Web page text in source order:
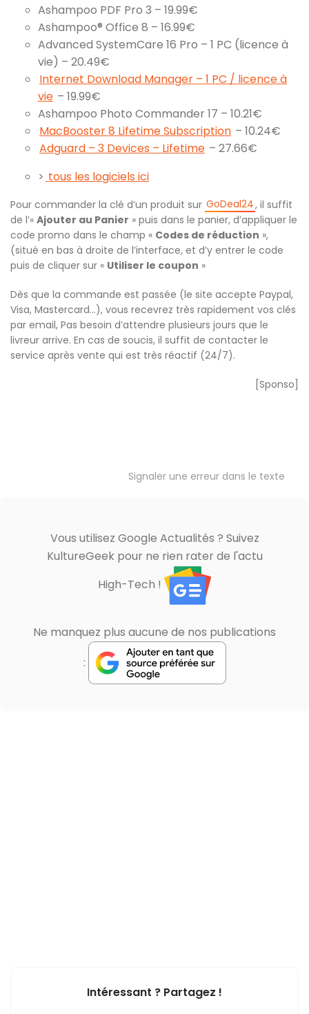
Ashampoo PDF Pro 3 – 19.99€
Ashampoo® Office 8 – 16.99€
Advanced SystemCare 16 Pro – 1 PC (licence à
vie) – 20.49€
Internet Download Manager – 1 PC / licence à
vie – 19.99€
Ashampoo Photo Commander 17 – 10.21€
MacBooster 8 Lifetime Subscription – 10.24€
Adguard – 3 Devices – Lifetime – 27.66€
> tous les logiciels ici
Pour commander la clé d’un produit sur GoDeal24, il suffit
de l’« Ajouter au Panier » puis dans le panier, d’appliquer le
code promo dans le champ « Codes de réduction »,
(situé en bas à droite de l’interface, et d’y entrer le code
puis de cliquer sur « Utiliser le coupon »
Dès que la commande est passée (le site accepte Paypal,
Visa, Mastercard…), vous recevrez très rapidement vos clés
par email, Pas besoin d’attendre plusieurs jours que le
livreur arrive. En cas de soucis, il suffit de contacter le
service après vente qui est très réactif (24/7).
[Sponso]
Signaler une erreur dans le texte
Vous utilisez Google Actualités ? Suivez
KultureGeek pour ne rien rater de l'actu
High-Tech !
Ne manquez plus aucune de nos publications
:
Intéressant ? Partagez !